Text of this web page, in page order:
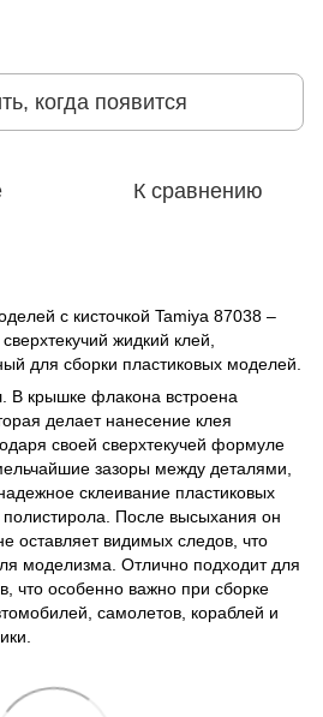
когда появится
К сравнению
с кисточкой Tamiya 87038 –
жидкий клей,
для сборки пластиковых моделей.
В крышке флакона встроена
делает нанесение клея
своей сверхтекучей формуле
зазоры между деталями,
склеивание пластиковых
После высыхания он
оставляет видимых следов, что
моделизма. Отлично подходит для
что особенно важно при сборке
самолетов, кораблей и